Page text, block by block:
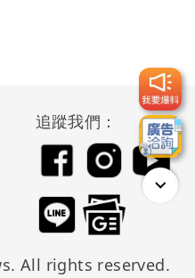
追蹤我們：
All rights reserved.